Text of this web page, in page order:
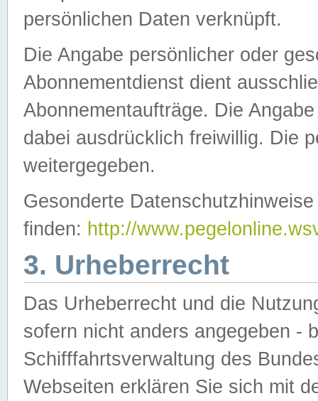
persönlichen Daten verknüpft.
Die Angabe persönlicher oder
Abonnementdienst dient
Abonnementaufträge. Die
dabei ausdrücklich freiwillig. Die
weitergegeben.
Gesonderte
finden: http://
3. Urheberrecht
Das Urheberrecht und die
sofern nicht anders angegeben -
Schifffahrtsverwaltung des
Webseiten erklären Sie sich mit